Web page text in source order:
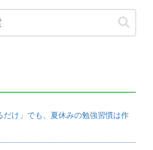
だけ」でも、夏休みの勉強習慣は作